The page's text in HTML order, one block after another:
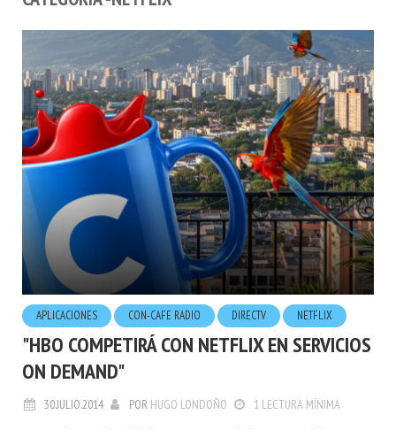
APLICACIONES CON-CAFE RADIO DIRECTV NETFLIX
"HBO COMPETIRÁ CON NETFLIX EN SERVICIOS
ON DEMAND"